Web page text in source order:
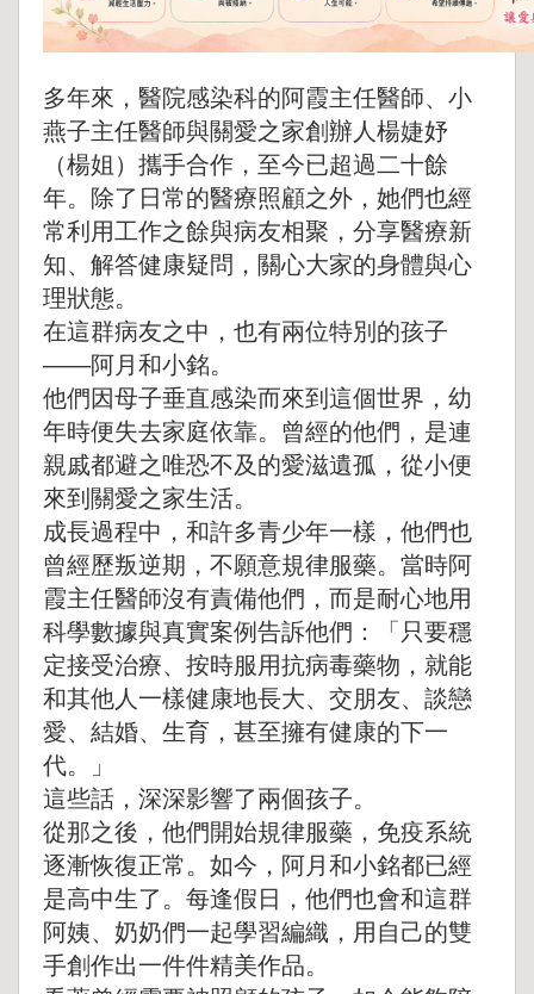
多年來，醫院感染科的阿霞主任醫師、小
燕子主任醫師與關愛之家創辦人楊婕妤
（楊姐）攜手合作，至今已超過二十餘
年。除了日常的醫療照顧之外，她們也經
常利用工作之餘與病友相聚，分享醫療新
知、解答健康疑問，關心大家的身體與心
理狀態。
在這群病友之中，也有兩位特別的孩子
——阿月和小銘。
他們因母子垂直感染而來到這個世界，幼
年時便失去家庭依靠。曾經的他們，是連
親戚都避之唯恐不及的愛滋遺孤，從小便
來到關愛之家生活。
成長過程中，和許多青少年一樣，他們也
曾經歷叛逆期，不願意規律服藥。當時阿
霞主任醫師沒有責備他們，而是耐心地用
科學數據與真實案例告訴他們：「只要穩
定接受治療、按時服用抗病毒藥物，就能
和其他人一樣健康地長大、交朋友、談戀
愛、結婚、生育，甚至擁有健康的下一
代。」
這些話，深深影響了兩個孩子。
從那之後，他們開始規律服藥，免疫系統
逐漸恢復正常。如今，阿月和小銘都已經
是高中生了。每逢假日，他們也會和這群
阿姨、奶奶們一起學習編織，用自己的雙
手創作出一件件精美作品。